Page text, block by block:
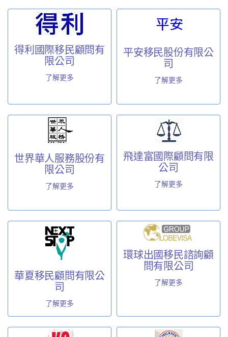
得利國際移民顧問有
限公司
了解更多
平安移民股份有限公
司
了解更多
世界華人服務股份有
限公司
了解更多
飛達富國際顧問有限
公司
了解更多
華夏移民顧問有限公
司
了解更多
環球出國移民諮詢顧
問有限公司
了解更多